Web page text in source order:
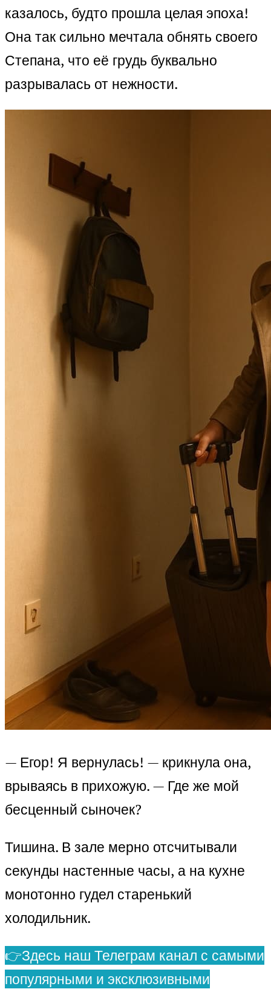
казалось, будто прошла целая эпоха!
Она так сильно мечтала обнять своего
Степана, что её грудь буквально
разрывалась от нежности.
— Егор! Я вернулась! — крикнула она,
врываясь в прихожую. — Где же мой
бесценный сыночек?
Тишина. В зале мерно отсчитывали
секунды настенные часы, а на кухне
монотонно гудел старенький
холодильник.
👉Здесь наш Телеграм канал с самыми
популярными и эксклюзивными